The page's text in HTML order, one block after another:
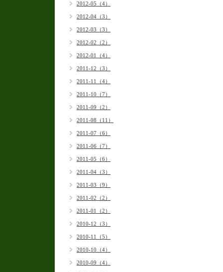
2012-05（4）
2012-04（3）
2012-03（3）
2012-02（2）
2012-01（4）
2011-12（3）
2011-11（4）
2011-10（7）
2011-09（2）
2011-08（11）
2011-07（6）
2011-06（7）
2011-05（6）
2011-04（3）
2011-03（9）
2011-02（2）
2011-01（2）
2010-12（3）
2010-11（5）
2010-10（4）
2010-09（4）